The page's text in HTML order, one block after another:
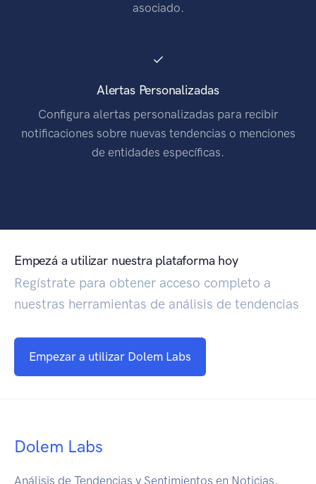
asociado.
Alertas Personalizadas
Configura alertas personalizadas para recibir
notificaciones sobre nuevas tendencias o menciones
de entidades específicas.
Empezá a utilizar nuestra plataforma hoy
Regístrate para obtener acceso completo a
nuestras herramientas de análisis de tendencias
Empezar a utilizar Dolem Labs
Dolem Labs
Análisis de Tendencias y Sentimientos en Noticias.